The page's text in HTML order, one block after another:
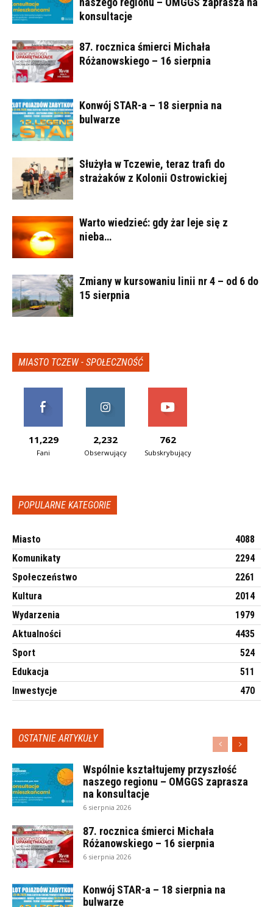
konsultacje
87. rocznica śmierci Michała
Różanowskiego – 16 sierpnia
Konwój STAR-a – 18 sierpnia na
bulwarze
Służyła w Tczewie, teraz trafi do
strażaków z Kolonii Ostrowickiej
Warto wiedzieć: gdy żar leje się z
nieba…
Zmiany w kursowaniu linii nr 4 – od 6 do
15 sierpnia
MIASTO TCZEW - SPOŁECZNOŚĆ
11,229
Fani
2,232
Obserwujący
762
Subskrybujący
POPULARNE KATEGORIE
Miasto
4088
Komunikaty
2294
Społeczeństwo
2261
Kultura
2014
Wydarzenia
1979
Aktualności
4435
Sport
524
Edukacja
511
Inwestycje
470
OSTATNIE ARTYKUŁY
Wspólnie kształtujemy przyszłość
naszego regionu – OMGGS zaprasza
na konsultacje
6 sierpnia 2026
87. rocznica śmierci Michała
Różanowskiego – 16 sierpnia
6 sierpnia 2026
Konwój STAR-a – 18 sierpnia na
bulwarze